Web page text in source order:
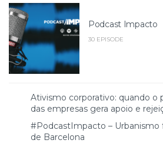
Podcast Impacto
30 EPISODE
Ativismo corporativo: quando o
das empresas gera apoio e
#PodcastImpacto – Urbanismo
de Barcelona